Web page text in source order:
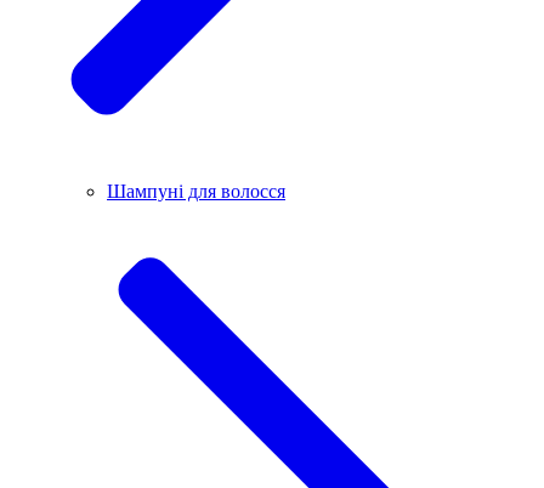
Шампуні для волосся